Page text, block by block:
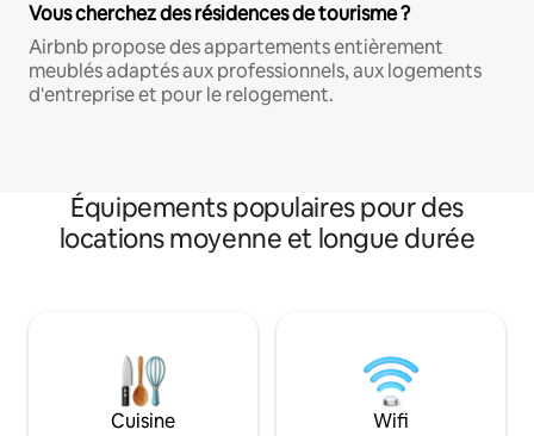
Vous cherchez des résidences de tourisme ?
Airbnb propose des appartements entièrement
meublés adaptés aux professionnels, aux logements
d'entreprise et pour le relogement.
Équipements populaires pour des
locations moyenne et longue durée
Cuisine Wifi